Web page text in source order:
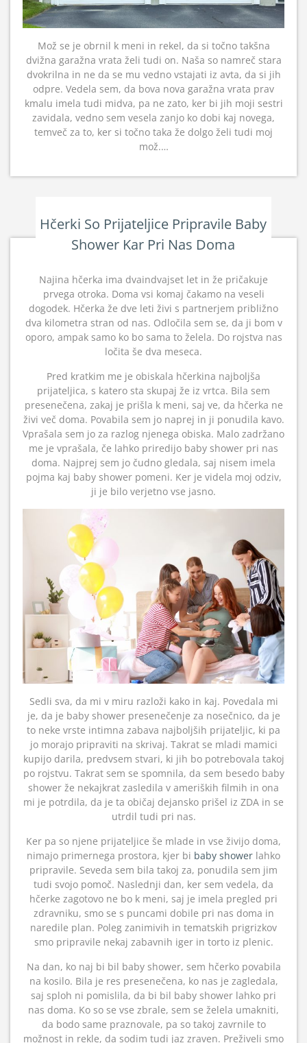
Mož se je obrnil k meni in rekel, da si točno takšna
dvižna garažna vrata želi tudi on. Naša so namreč stara
dvokrilna in ne da se mu vedno vstajati iz avta, da si jih
odpre. Vedela sem, da bova nova garažna vrata prav
kmalu imela tudi midva, pa ne zato, ker bi jih moji sestri
zavidala, vedno sem vesela zanjo ko dobi kaj novega,
temveč za to, ker si točno taka že dolgo želi tudi moj
mož.…
Hčerki So Prijateljice Pripravile Baby
Shower Kar Pri Nas Doma
Najina hčerka ima dvaindvajset let in že pričakuje
prvega otroka. Doma vsi komaj čakamo na veseli
dogodek. Hčerka že dve leti živi s partnerjem približno
dva kilometra stran od nas. Odločila sem se, da ji bom v
oporo, ampak samo ko bo sama to želela. Do rojstva nas
ločita še dva meseca.
Pred kratkim me je obiskala hčerkina najboljša
prijateljica, s katero sta skupaj že iz vrtca. Bila sem
presenečena, zakaj je prišla k meni, saj ve, da hčerka ne
živi več doma. Povabila sem jo naprej in ji ponudila kavo.
Vprašala sem jo za razlog njenega obiska. Malo zadržano
me je vprašala, če lahko priredijo baby shower pri nas
doma. Najprej sem jo čudno gledala, saj nisem imela
pojma kaj baby shower pomeni. Ker je videla moj odziv,
ji je bilo verjetno vse jasno.
Sedli sva, da mi v miru razloži kako in kaj. Povedala mi
je, da je baby shower presenečenje za nosečnico, da je
to neke vrste intimna zabava najboljših prijateljic, ki pa
jo morajo pripraviti na skrivaj. Takrat se mladi mamici
kupijo darila, predvsem stvari, ki jih bo potrebovala takoj
po rojstvu. Takrat sem se spomnila, da sem besedo baby
shower že nekajkrat zasledila v ameriških filmih in ona
mi je potrdila, da je ta običaj dejansko prišel iz ZDA in se
utrdil tudi pri nas.
Ker pa so njene prijateljice še mlade in vse živijo doma,
nimajo primernega prostora, kjer bi baby shower lahko
pripravile. Seveda sem bila takoj za, ponudila sem jim
tudi svojo pomoč. Naslednji dan, ker sem vedela, da
hčerke zagotovo ne bo k meni, saj je imela pregled pri
zdravniku, smo se s puncami dobile pri nas doma in
naredile plan. Poleg zanimivih in tematskih prigrizkov
smo pripravile nekaj zabavnih iger in torto iz plenic.
Na dan, ko naj bi bil baby shower, sem hčerko povabila
na kosilo. Bila je res presenečena, ko nas je zagledala,
saj sploh ni pomislila, da bi bil baby shower lahko pri
nas doma. Ko so se vse zbrale, sem se želela umakniti,
da bodo same praznovale, pa so takoj zavrnile to
možnost in rekle, da sodim tudi jaz zraven. Preživeli smo